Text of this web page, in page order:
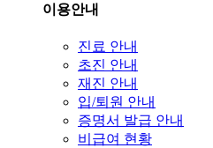
이용안내
진료 안내
초진 안내
재진 안내
입/퇴원 안내
증명서 발급 안내
비급여 현황